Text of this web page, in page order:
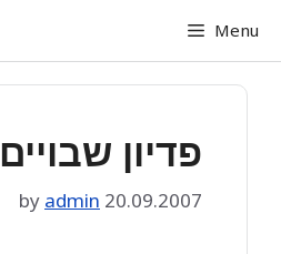
Menu
פדיון שבויים
20.09.2007
by admin